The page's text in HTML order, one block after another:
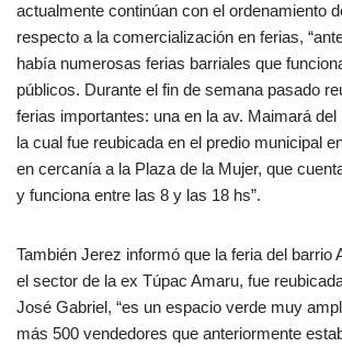
actualmente continúan con el ordenamiento
respecto a la comercialización en ferias,
había numerosas ferias barriales que
públicos. Durante el fin de semana pasado
ferias importantes: una en la av. Maimará del
la cual fue reubicada en el predio municipal
en cercanía a la Plaza de la Mujer, que
y funciona entre las 8 y las 18 hs”.
También Jerez informó que la feria del barrio
el sector de la ex Túpac Amaru, fue
José Gabriel, “es un espacio verde muy
más 500 vendedores que anteriormente